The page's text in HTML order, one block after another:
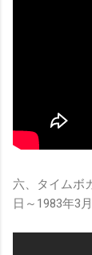
六、タイムボ
日～1983年3